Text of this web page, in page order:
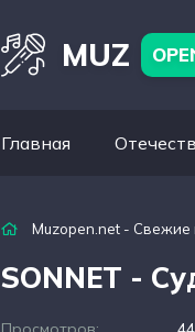
MUZ
Главная
Muzopen.net - Свежие
SONNET -